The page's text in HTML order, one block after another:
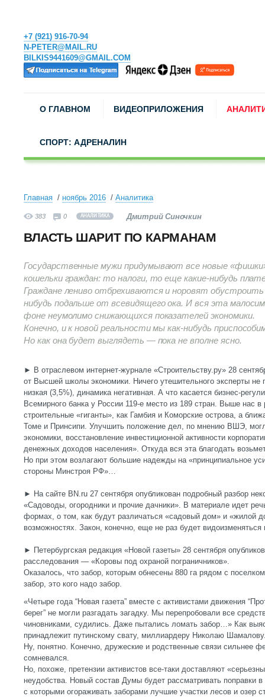
+7 (921) 916-70-94
N-PETER@MAIL.RU
BILKIS9441609@GMAIL.COM
О ГЛАВНОМ ВИДЕОПРИЛОЖЕНИЯ
СПОРТ: АДРЕНАЛИН
Главная ноябрь 2016 Аналитика
383 0 АНАЛИТИКА Дмитрий Синочкин
ВЛАСТЬ ШАРИТ ПО КАРМАНАМ
Государственные мужи придумывают все новые
кошельки граждан: то налоги, то еще какие-нибудь
Граждане лениво отбрехиваются и норовят
нибудь подальше от всевидящего ока. И вся эта
фоне неумолимо снижающихся показателей экономики.
Конечно, и к новой реальности мы как-нибудь
Но как она будет выглядеть — пока не вполне ясно.
► В отраслевом интернет-журнале «Строительству.ру» 28
от Высшей школы экономики. Ничего утешительного эксперты не
низкая (3,5%), динамика негативная. А что касается бизнес-
Всемирного банка у России 119-е место из 189 стран. Выше нас в
строительные «гиганты», как Гамбия и Коморские острова, а
Томе и Принсипи. Улучшить положение дел, по мнению ВШЭ,
экономики, восстановление инвестиционной активности
денежных доходов населения». Откуда вся эта благодать
Но при этом возлагают большие надежды на «принципиальное
стороны Минстроя РФ»…
► На сайте BN.ru 27 сентября опубликован подробный разбор
«Садоводы, огородники и прочие дачники». В материале идет
формах, о том, как будут различаться «садовый дом» и «жилой
возможностях. Закон, конечно, еще не раз будет
► Петербургская редакция «Новой газеты» 28 сентября
расследования — «Коровы под охраной пограничников».
Оказалось, что забор, которым обнесены 880 га рядом с
забор, это кого надо забор.
«Четыре года “Новая газета” вместе с активистами движения
берег” не могли разгадать загадку. Мы перепробовали все
чиновниками, судились. Даже пытались ломать забор…» Как
принадлежит путинскому свату, миллиардеру Николаю
Ну, понятно. Конечно, дружеские и родственные связи сильнее
сомневался.
Но, похоже, претензии активистов все-таки доставляют
неудобства. Новый состав Думы будет рассматривать поправки в
с которыми огораживать заборами лучшие участки лесов и озер